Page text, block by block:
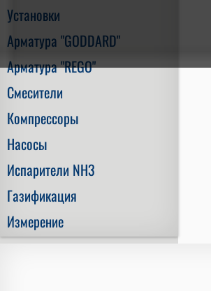
Установки
Арматура "GODDARD"
Арматура "REGO"
Смесители
Компрессоры
Насосы
Испарители NH3
Газификация
Измерение